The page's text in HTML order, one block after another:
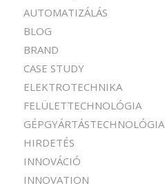
AUTOMATIZÁLÁS
BLOG
BRAND
CASE STUDY
ELEKTROTECHNIKA
FELÜLETTECHNOLÓGIA
GÉPGYÁRTÁSTECHNOLÓGIA
HIRDETÉS
INNOVÁCIÓ
INNOVATION